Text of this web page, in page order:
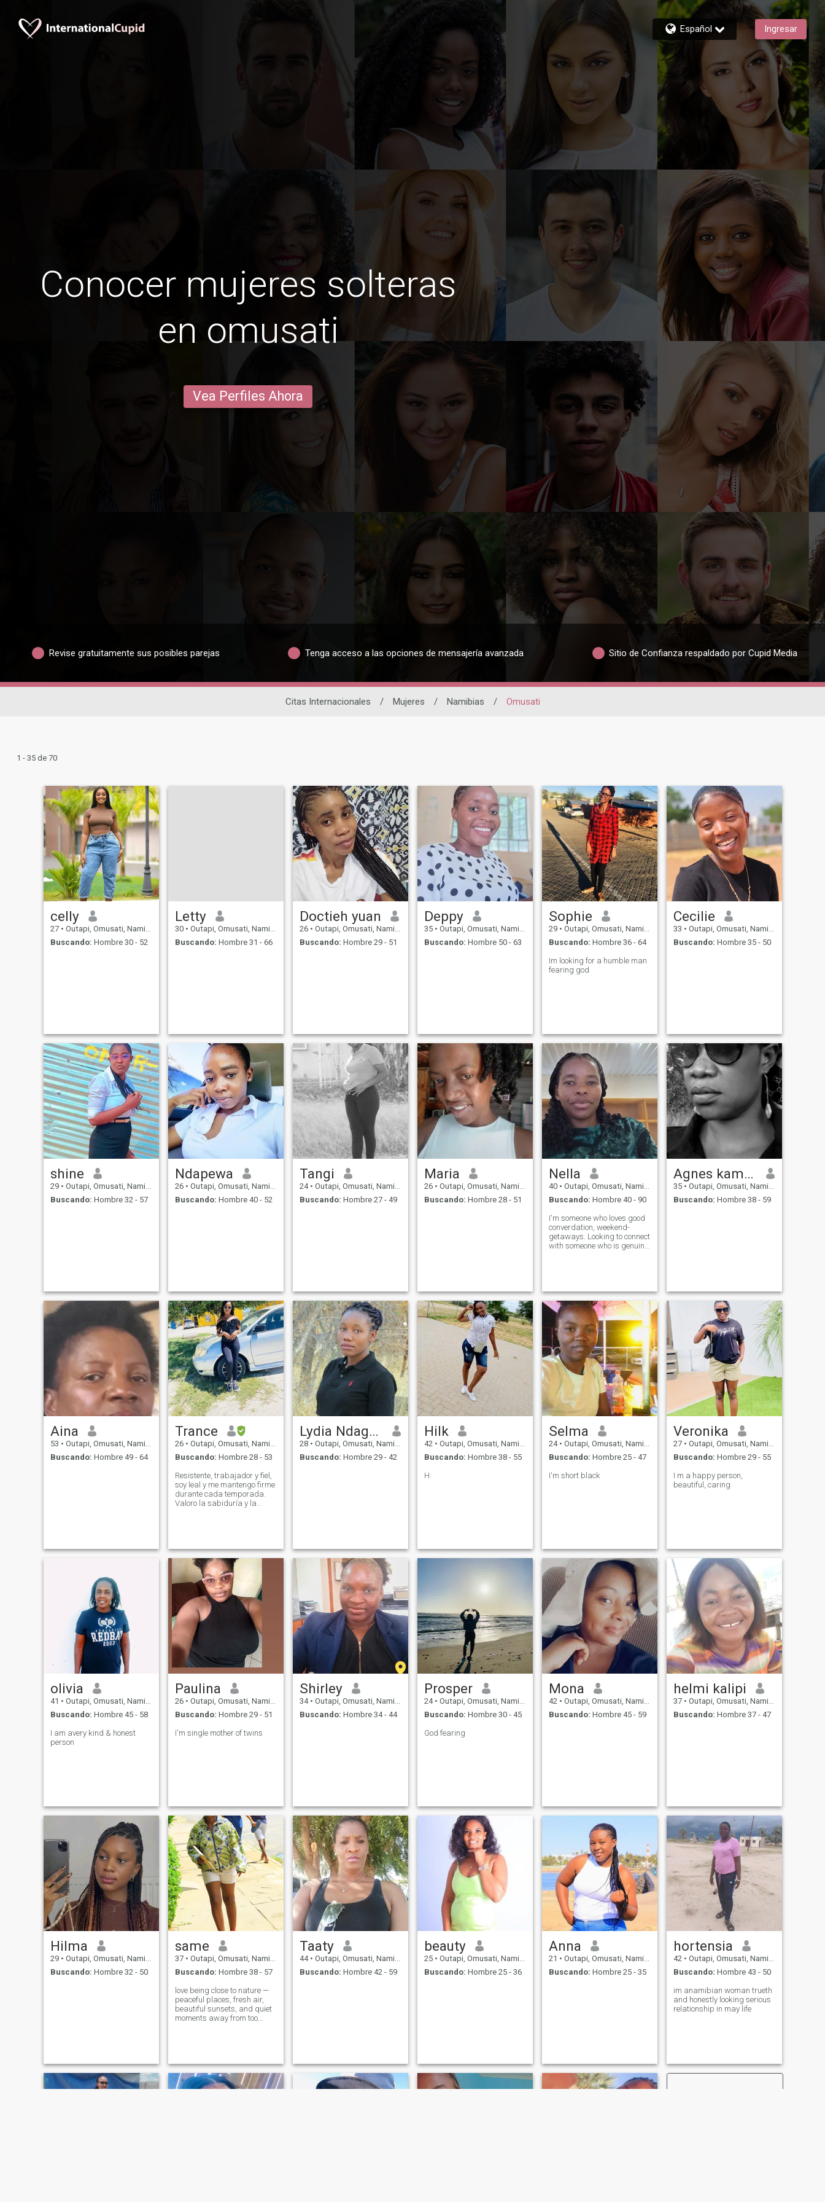
Español Ingresar
Conocer mujeres solteras
en omusati
Vea Perfiles Ahora
Revise gratuitamente sus posibles parejas Tenga acceso a las opciones de mensajería avanzada Sitio de Confianza respaldado por Cupid Media
Citas Internacionales / Mujeres / Namibias / Omusati
1 - 35 de 70
celly
27 • Outapi, Omusati, Namibia
Buscando: Hombre 30 - 52
Letty
30 • Outapi, Omusati, Namibia
Buscando: Hombre 31 - 66
Doctieh yuan
26 • Outapi, Omusati, Namibia
Buscando: Hombre 29 - 51
Deppy
35 • Outapi, Omusati, Namibia
Buscando: Hombre 50 - 63
Sophie
29 • Outapi, Omusati, Namibia
Buscando: Hombre 36 - 64
Im looking for a humble man
fearing god
Cecilie
33 • Outapi, Omusati, Namibia
Buscando: Hombre 35 - 50
shine
29 • Outapi, Omusati, Namibia
Buscando: Hombre 32 - 57
Ndapewa
26 • Outapi, Omusati, Namibia
Buscando: Hombre 40 - 52
Tangi
24 • Outapi, Omusati, Namibia
Buscando: Hombre 27 - 49
Maria
26 • Outapi, Omusati, Namibia
Buscando: Hombre 28 - 51
Nella
40 • Outapi, Omusati, Namibia
Buscando: Hombre 40 - 90
I'm someone who loves good
converdation, weekend-
getaways. Looking to connect
with someone who is genuine,
Agnes kamenye
35 • Outapi, Omusati, Namibia
Buscando: Hombre 38 - 59
Aina
53 • Outapi, Omusati, Namibia
Buscando: Hombre 49 - 64
Trance
26 • Outapi, Omusati, Namibia
Buscando: Hombre 28 - 53
Resistente, trabajador y fiel,
soy leal y me mantengo firme
durante cada temporada.
Valoro la sabiduría y la
Lydia Ndagwedhapo
28 • Outapi, Omusati, Namibia
Buscando: Hombre 29 - 42
Hilk
42 • Outapi, Omusati, Namibia
Buscando: Hombre 38 - 55
H
Selma
24 • Outapi, Omusati, Namibia
Buscando: Hombre 25 - 47
I'm short black
Veronika
27 • Outapi, Omusati, Namibia
Buscando: Hombre 29 - 55
I m a happy person,
beautiful, caring
olivia
41 • Outapi, Omusati, Namibia
Buscando: Hombre 45 - 58
I am avery kind & honest
person
Paulina
26 • Outapi, Omusati, Namibia
Buscando: Hombre 29 - 51
I'm single mother of twins
Shirley
34 • Outapi, Omusati, Namibia
Buscando: Hombre 34 - 44
Prosper
24 • Outapi, Omusati, Namibia
Buscando: Hombre 30 - 45
God fearing
Mona
42 • Outapi, Omusati, Namibia
Buscando: Hombre 45 - 59
helmi kalipi
37 • Outapi, Omusati, Namibia
Buscando: Hombre 37 - 47
Hilma
29 • Outapi, Omusati, Namibia
Buscando: Hombre 32 - 50
same
37 • Outapi, Omusati, Namibia
Buscando: Hombre 38 - 57
love being close to nature —
peaceful places, fresh air,
beautiful sunsets, and quiet
moments away from too
and simple beautiful
moments together
Taaty
44 • Outapi, Omusati, Namibia
Buscando: Hombre 42 - 59
beauty
25 • Outapi, Omusati, Namibia
Buscando: Hombre 25 - 36
Anna
21 • Outapi, Omusati, Namibia
Buscando: Hombre 25 - 35
hortensia
42 • Outapi, Omusati, Namibia
Buscando: Hombre 43 - 50
im anamibian woman trueth
and honestly looking serious
relationship in may life